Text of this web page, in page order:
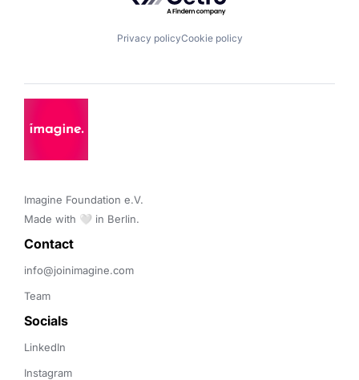
Privacy policyCookie policy
Imagine Foundation e.V.
Made with 🤍 in Berlin.
Contact
info@joinimagine.com
Team
Socials
LinkedIn
Instagram